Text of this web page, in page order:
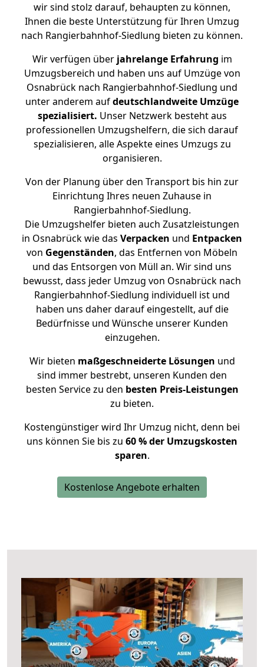
wir sind stolz darauf, behaupten zu können,
Ihnen die beste Unterstützung für Ihren Umzug
nach Rangierbahnhof-Siedlung bieten zu können.
Wir verfügen überjahrelange Erfahrung im
Umzugsbereich und haben uns auf Umzüge von
Osnabrück nach Rangierbahnhof-Siedlung und
unter anderem aufdeutschlandweite Umzüge
spezialisiert. Unser Netzwerk besteht aus
professionellen Umzugshelfern, die sich darauf
spezialisieren, alle Aspekte eines Umzugs zu
organisieren.
Von der Planung über den Transport bis hin zur
Einrichtung Ihres neuen Zuhause in
Rangierbahnhof-Siedlung.
Die Umzugshelfer bieten auch Zusatzleistungen
in Osnabrück wie das Verpacken und Entpacken
von Gegenständen, das Entfernen von Möbeln
und das Entsorgen von Müll an. Wir sind uns
bewusst, dass jeder Umzug von Osnabrück nach
Rangierbahnhof-Siedlung individuell ist und
haben uns daher darauf eingestellt, auf die
Bedürfnisse und Wünsche unserer Kunden
einzugehen.
Wir bieten maßgeschneiderte Lösungen und
sind immer bestrebt, unseren Kunden den
besten Service zu den besten Preis-Leistungen
zu bieten.
Kostengünstiger wird Ihr Umzug nicht, denn bei
uns können Sie bis zu 60 % der Umzugskosten
sparen.
Kostenlose Angebote erhalten